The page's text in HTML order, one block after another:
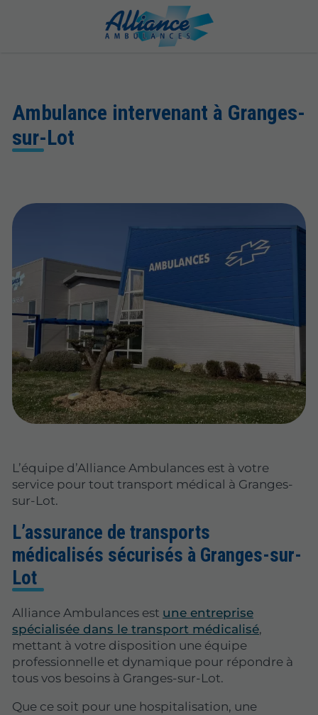
Ambulance intervenant à Granges-
sur-Lot
L’équipe d’Alliance Ambulances est à votre
service pour tout transport médical à Granges-
sur-Lot.
L’assurance de transports
médicalisés sécurisés à Granges-sur-
Lot
Alliance Ambulances est une entreprise
spécialisée dans le transport médicalisé,
mettant à votre disposition une équipe
professionnelle et dynamique pour répondre à
tous vos besoins à Granges-sur-Lot.
Que ce soit pour une hospitalisation, une